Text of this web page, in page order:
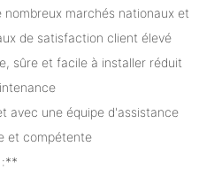
marchés nationaux et
de satisfaction client élevé
sûre et facile à installer réduit
avec une équipe d'assistance
et compétente
:**